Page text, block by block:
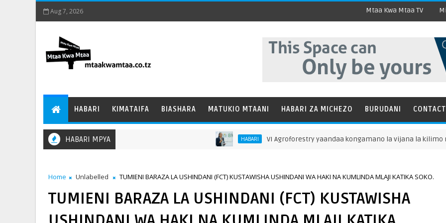
Aug 7, 2026 Mtaa Kwa Mtaa TV
HABARI KIMATAIFA BIASHARA MATUKIO MTAANI HABARI ZA MICHEZO BURUDANI
HABARI MPYA HABARI VI Agroforestry yaandaa kongamano la vijana la kilimo misitu,
Home Unlabelled TUMIENI BARAZA LA USHINDANI (FCT) KUSTAWISHA USHINDANI WA HAKI NA KUMLINDA MLAJI KATIKA SOKO.
TUMIENI BARAZA LA USHINDANI (FCT) KUSTAWISHA